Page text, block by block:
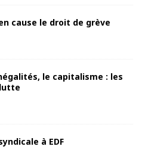
cause le droit de grève
le capitalisme : les
à EDF